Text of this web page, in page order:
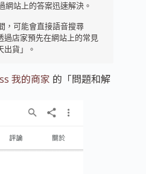
網站上的答案迅速解決。
，可能會直接語音搜尋
過店家預先在網站上的常見
出貨」。
我的商家 的「問題和解